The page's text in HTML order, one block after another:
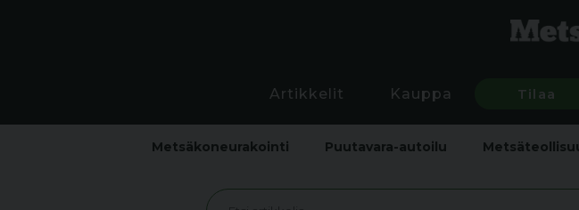
Artikkelit Kauppa Tilaa
Metsäkoneurakointi Puutavara-autoilu